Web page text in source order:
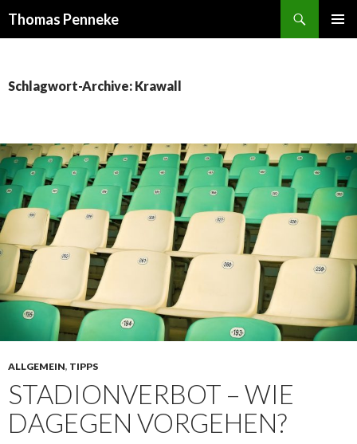
Thomas Penneke
Schlagwort-Archive: Krawall
ALLGEMEIN, TIPPS
STADIONVERBOT – WIE
DAGEGEN VORGEHEN?